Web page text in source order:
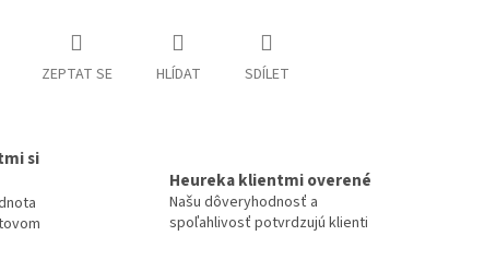
ZEPTAT SE HLÍDAT SDÍLET
si
Heureka klientmi overené
Našu dôveryhodnosť a
spoľahlivosť potvrdzujú klienti